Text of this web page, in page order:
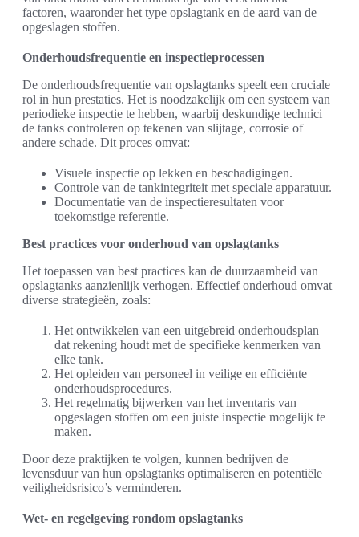
factoren, waaronder het type opslagtank en de aard van de
opgeslagen stoffen.
Onderhoudsfrequentie en inspectieprocessen
De onderhoudsfrequentie van opslagtanks speelt een cruciale
rol in hun prestaties. Het is noodzakelijk om een systeem van
periodieke inspectie te hebben, waarbij deskundige technici
de tanks controleren op tekenen van slijtage, corrosie of
andere schade. Dit proces omvat:
Visuele inspectie op lekken en beschadigingen.
Controle van de tankintegriteit met speciale apparatuur.
Documentatie van de inspectieresultaten voor
toekomstige referentie.
Best practices voor onderhoud van opslagtanks
Het toepassen van best practices kan de duurzaamheid van
opslagtanks aanzienlijk verhogen. Effectief onderhoud omvat
diverse strategieën, zoals:
Het ontwikkelen van een uitgebreid onderhoudsplan
dat rekening houdt met de specifieke kenmerken van
elke tank.
Het opleiden van personeel in veilige en efficiënte
onderhoudsprocedures.
Het regelmatig bijwerken van het inventaris van
opgeslagen stoffen om een juiste inspectie mogelijk te
maken.
Door deze praktijken te volgen, kunnen bedrijven de
levensduur van hun opslagtanks optimaliseren en potentiële
veiligheidsrisico’s verminderen.
Wet- en regelgeving rondom opslagtanks